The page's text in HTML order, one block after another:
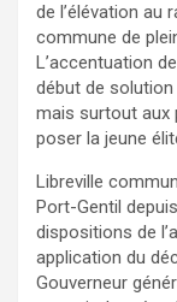
de l’élévation au
commune de
L’accentuation
début de
mais surtout aux
poser la jeune
Libreville
Port-Gentil
dispositions de
application du
Gouverneur